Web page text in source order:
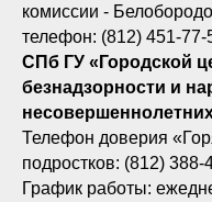
комиссии -
телефон: (812) 451-77-
СПб ГУ «Городской
безнадзорности и
Телефон доверия
подростков: (812) 388-
График работы: